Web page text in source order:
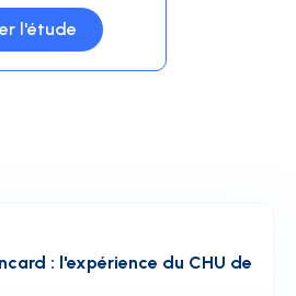
l'étude
: l'expérience du CHU de